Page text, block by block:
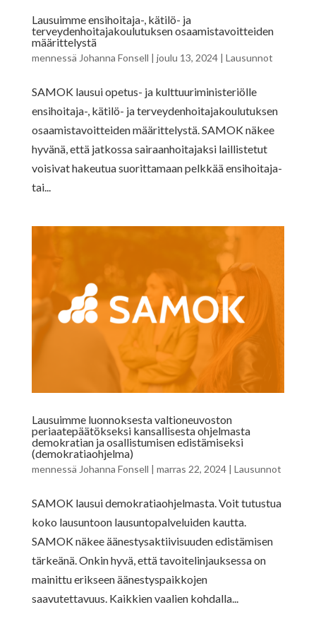
Lausuimme ensihoitaja-, kätilö- ja
terveydenhoitajakoulutuksen osaamistavoitteiden
määrittelystä
mennessä Johanna Fonsell | joulu 13, 2024| Lausunnot
SAMOK lausui opetus- ja kulttuuriministeriölle
ensihoitaja-, kätilö- ja terveydenhoitajakoulutuksen
osaamistavoitteiden määrittelystä. SAMOK näkee
hyvänä, että jatkossa sairaanhoitajaksi laillistetut
voisivat hakeutua suorittamaan pelkkää ensihoitaja-
tai...
Lausuimme luonnoksesta valtioneuvoston
periaatepäätökseksi kansallisesta ohjelmasta
demokratian ja osallistumisen edistämiseksi
(demokratiaohjelma)
mennessä Johanna Fonsell | marras 22, 2024| Lausunnot
SAMOK lausui demokratiaohjelmasta. Voit tutustua
koko lausuntoon lausuntopalveluiden kautta.
SAMOK näkee äänestysaktiivisuuden edistämisen
tärkeänä. Onkin hyvä, että tavoitelinjauksessa on
mainittu erikseen äänestyspaikkojen
saavutettavuus. Kaikkien vaalien kohdalla...